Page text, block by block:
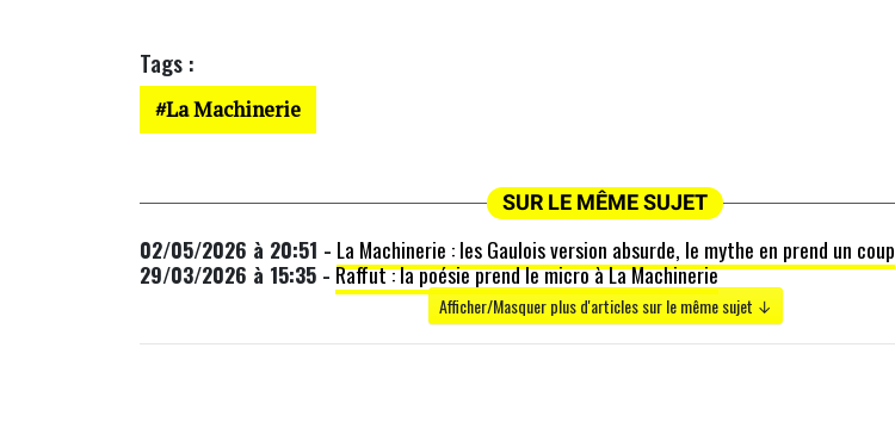
Tags :
La Machinerie
SUR LE MÊME SUJET
02/05/2026 à 20:51 - La Machinerie : les Gaulois version absurde, le mythe en prend un coup
29/03/2026 à 15:35 - Raffut : la poésie prend le micro à La Machinerie
Afficher/Masquer plus d'articles sur le même sujet ↓